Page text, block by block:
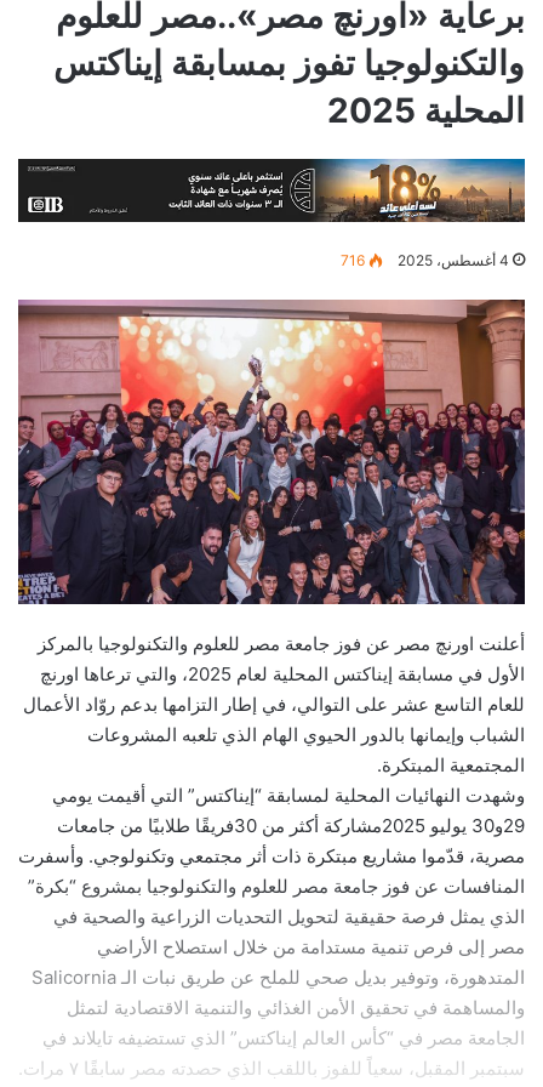
برعاية «اورنچ مصر»..مصر للعلوم
والتكنولوجيا تفوز بمسابقة إيناكتس
المحلية 2025
4 أغسطس، 2025 716
أعلنت اورنچ مصر عن فوز جامعة مصر للعلوم والتكنولوجيا بالمركز
الأول في مسابقة إيناكتس المحلية لعام 2025، والتي ترعاها اورنچ
للعام التاسع عشر على التوالي، في إطار التزامها بدعم روّاد الأعمال
الشباب وإيمانها بالدور الحيوي الهام الذي تلعبه المشروعات
المجتمعية المبتكرة.
وشهدت النهائيات المحلية لمسابقة “إيناكتس” التي أقيمت يومي
29و30 يوليو 2025مشاركة أكثر من 30فريقًا طلابيًا من جامعات
مصرية، قدّموا مشاريع مبتكرة ذات أثر مجتمعي وتكنولوجي. وأسفرت
المنافسات عن فوز جامعة مصر للعلوم والتكنولوجيا بمشروع “بكرة”
الذي يمثل فرصة حقيقية لتحويل التحديات الزراعية والصحية في
مصر إلى فرص تنمية مستدامة من خلال استصلاح الأراضي
المتدهورة، وتوفير بديل صحي للملح عن طريق نبات الـ Salicornia
والمساهمة في تحقيق الأمن الغذائي والتنمية الاقتصادية لتمثل
الجامعة مصر في “كأس العالم إيناكتس” الذي تستضيفه تايلاند في
سبتمبر المقبل، سعياً للفوز باللقب الذي حصدته مصر سابقًا ٧ مرات.